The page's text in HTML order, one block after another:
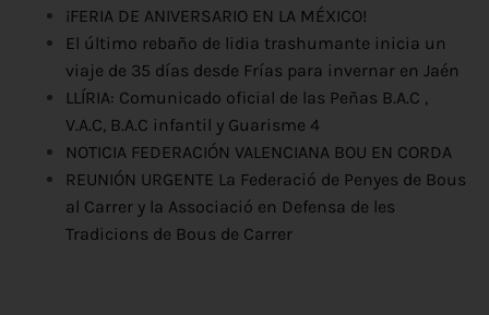
¡FERIA DE ANIVERSARIO EN LA MÉXICO!
El último rebaño de lidia trashumante inicia un
viaje de 35 días desde Frías para invernar en Jaén
LLÍRIA: Comunicado oficial de las Peñas B.A.C ,
V.A.C, B.A.C infantil y Guarisme 4
NOTICIA FEDERACIÓN VALENCIANA BOU EN CORDA
REUNIÓN URGENTE La Federació de Penyes de Bous
al Carrer y la Associació en Defensa de les
Tradicions de Bous de Carrer